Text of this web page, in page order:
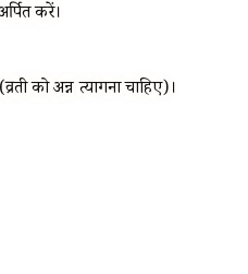
करें।
को अन्न त्यागना चाहिए)।